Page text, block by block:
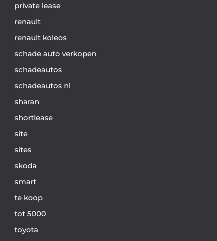
private lease
renault
renault koleos
schade auto verkopen
schadeautos
schadeautos nl
sharan
shortlease
site
sites
skoda
smart
te koop
tot 5000
toyota